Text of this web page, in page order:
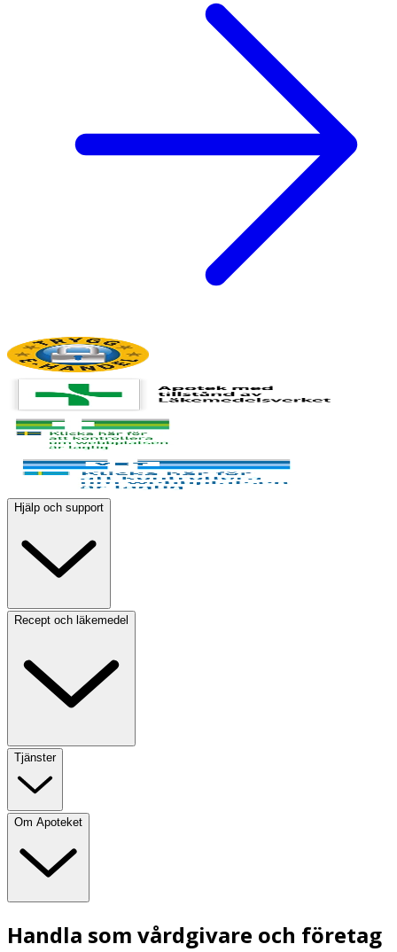
Hjälp och support
Recept och läkemedel
Tjänster
Om Apoteket
Handla som vårdgivare och företag